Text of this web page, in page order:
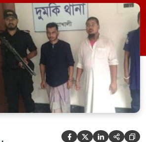
চালিয়ে মাদক চক্রের আরও
করা হয়। র‍্যাব ও পুলিশ
শুক্রবার গোপন সংবাদের
সিপিসি-১ পটুয়াখালী ক্যাম্পের
    